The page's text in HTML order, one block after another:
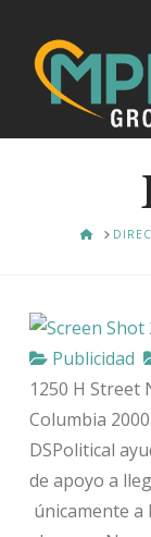
HOME
Publicidad
1250 H Street
Columbia
DSPolitical
de apoyo a
únicamente a